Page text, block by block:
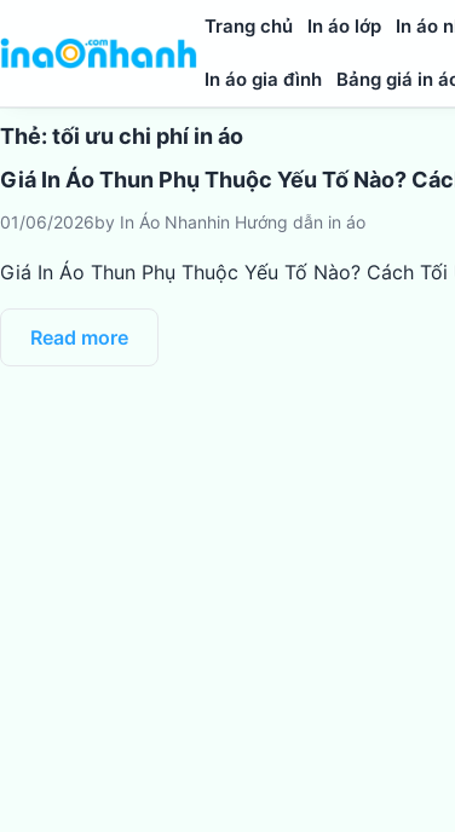
Trang chủ In áo lớp In áo
In áo gia đình Bảng giá in
Thẻ: tối ưu chi phí in áo
Giá In Áo Thun Phụ Thuộc Yếu Tố Nào?
01/06/2026by In Áo Nhanhin Hướng dẫn in áo
Giá In Áo Thun Phụ Thuộc Yếu Tố Nào? Cách
Read more